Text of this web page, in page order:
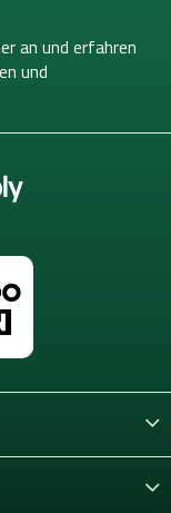
an und erfahren
und